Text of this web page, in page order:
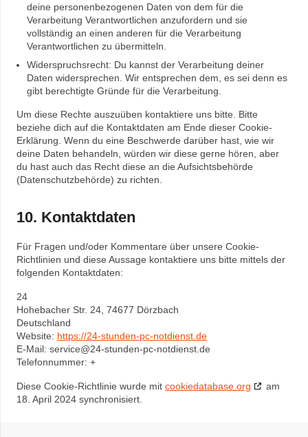
deine personenbezogenen Daten von dem für die
Verarbeitung Verantwortlichen anzufordern und sie
vollständig an einen anderen für die Verarbeitung
Verantwortlichen zu übermitteln.
Widerspruchsrecht: Du kannst der Verarbeitung deiner
Daten widersprechen. Wir entsprechen dem, es sei denn es
gibt berechtigte Gründe für die Verarbeitung.
Um diese Rechte auszuüben kontaktiere uns bitte. Bitte
beziehe dich auf die Kontaktdaten am Ende dieser Cookie-
Erklärung. Wenn du eine Beschwerde darüber hast, wie wir
deine Daten behandeln, würden wir diese gerne hören, aber
du hast auch das Recht diese an die Aufsichtsbehörde
(Datenschutzbehörde) zu richten.
10. Kontaktdaten
Für Fragen und/oder Kommentare über unsere Cookie-
Richtlinien und diese Aussage kontaktiere uns bitte mittels der
folgenden Kontaktdaten:
24
Hohebacher Str. 24, 74677 Dörzbach
Deutschland
Website: https://24-stunden-pc-notdienst.de
E-Mail: service@24-stunden-pc-notdienst.de
Telefonnummer: +
Diese Cookie-Richtlinie wurde mit cookiedatabase.org
am
18. April 2024 synchronisiert.